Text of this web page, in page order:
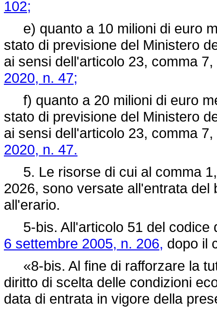
102;
e) quanto a 10 milioni di euro
stato di previsione del Ministero
ai sensi dell'articolo 23, comma
2020, n. 47;
f) quanto a 20 milioni di euro
stato di previsione del Ministero
ai sensi dell'articolo 23, comma
2020, n. 47.
5. Le risorse di cui al comma
2026, sono versate all'entrata
all'erario.
5-bis. All'articolo 51 del codice
6 settembre 2005, n. 206, dopo il
«8-bis. Al fine di rafforzare la
diritto di scelta delle condizioni
data di entrata in vigore della